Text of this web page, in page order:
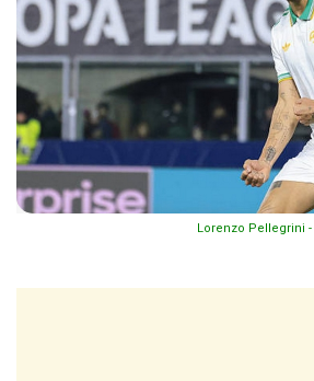
Lorenzo Pellegrini